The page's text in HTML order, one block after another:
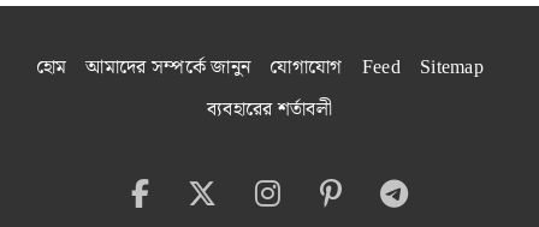
হোম আমাদের সম্পর্কে জানুন যোগাযোগ Feed
Sitemap
ব্যবহারের শর্তাবলী